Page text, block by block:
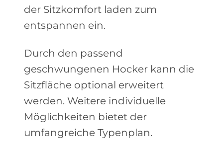
der Sitzkomfort laden zum
entspannen ein.
Durch den passend
geschwungenen Hocker kann die
Sitzfläche optional erweitert
werden. Weitere individuelle
Möglichkeiten bietet der
umfangreiche Typenplan.